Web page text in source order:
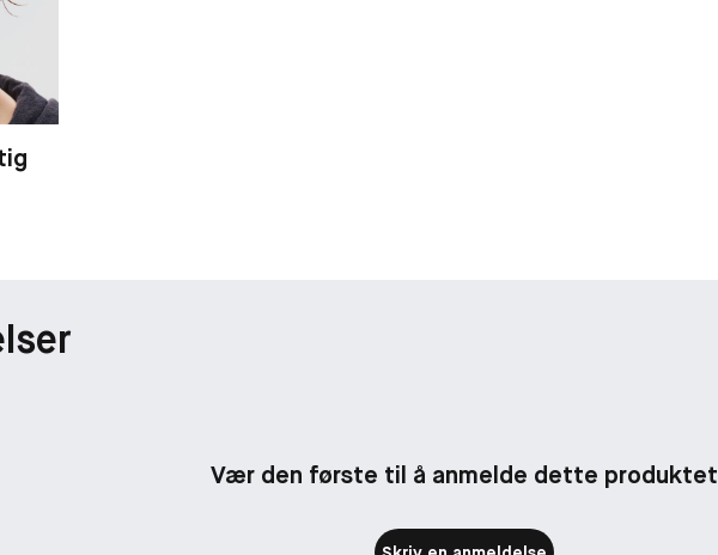
Vær den første til å anmelde dette produktet